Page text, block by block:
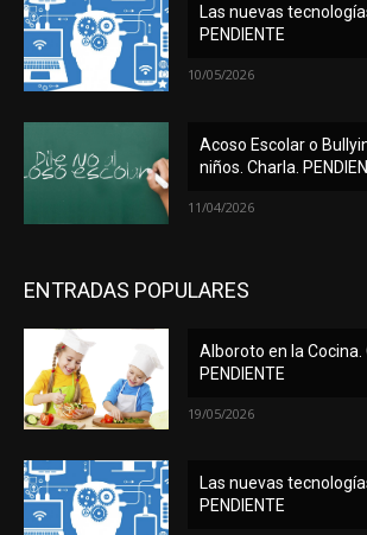
Las nuevas
PENDIENTE
10/05/2026
Acoso Escolar o
niños. Charla.
11/04/2026
ENTRADAS POPULARES
Alboroto en la Cocina.
PENDIENTE
19/05/2026
Las nuevas
PENDIENTE